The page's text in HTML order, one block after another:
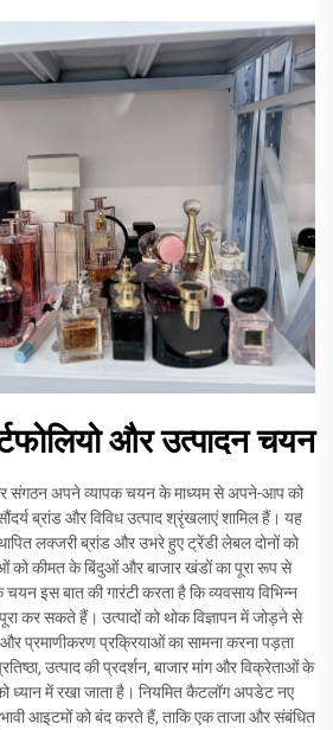
और उत्पादन चयन
संगठन अपने व्यापक चयन के माध्यम से अपने-आप को
ब्रांड और विविध उत्पाद श्रृंखलाएं शामिल हैं। यह
लक्जरी ब्रांड और उभरे हुए ट्रेंडी लेबल दोनों को
को कीमत के बिंदुओं और बाजार खंडों का पूरा रूप से
इस बात की गारंटी करता है कि व्यवसाय विभिन्न
कर सकते हैं। उत्पादों को थोक विज्ञापन में जोड़ने से
और प्रमाणीकरण प्रक्रियाओं का सामना करना पड़ता
उत्पाद की प्रदर्शन, बाजार मांग और विक्रेताओं के
ध्यान में रखा जाता है। नियमित कैटलॉग अपडेट नए
आइटमों को बंद करते हैं, ताकि एक ताजा और संबंधित